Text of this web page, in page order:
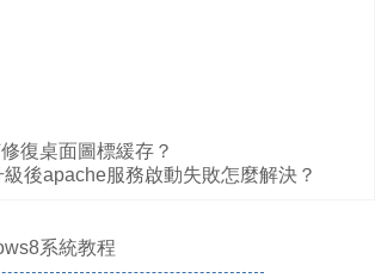
復桌面圖標緩存？
後apache服務啟動失敗怎麼解決？
系統教程